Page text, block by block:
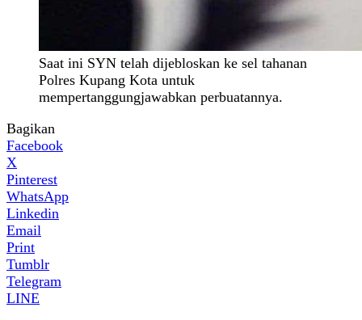
Saat ini SYN telah dijebloskan ke sel tahanan
Polres Kupang Kota untuk
mempertanggungjawabkan perbuatannya.
Bagikan
Facebook
X
Pinterest
WhatsApp
Linkedin
Email
Print
Tumblr
Telegram
LINE